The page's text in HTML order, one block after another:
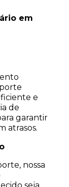
em
e
de
garantir
atrasos.
nossa